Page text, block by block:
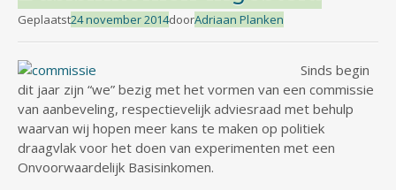
Geplaatst24 november 2014doorAdriaan Planken
Sinds begin
dit jaar zijn “we” bezig met het vormen van een commissie
van aanbeveling, respectievelijk adviesraad met behulp
waarvan wij hopen meer kans te maken op politiek
draagvlak voor het doen van experimenten met een
Onvoorwaardelijk Basisinkomen.